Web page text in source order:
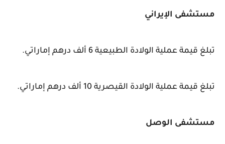
مستشفى الإيراني
تبلغ قيمة عملية الولادة الطبيعية 6 ألف درهم إماراتي.
تبلغ قيمة عملية الولادة القيصرية 10 ألف درهم إماراتي.
مستشفى الوصل